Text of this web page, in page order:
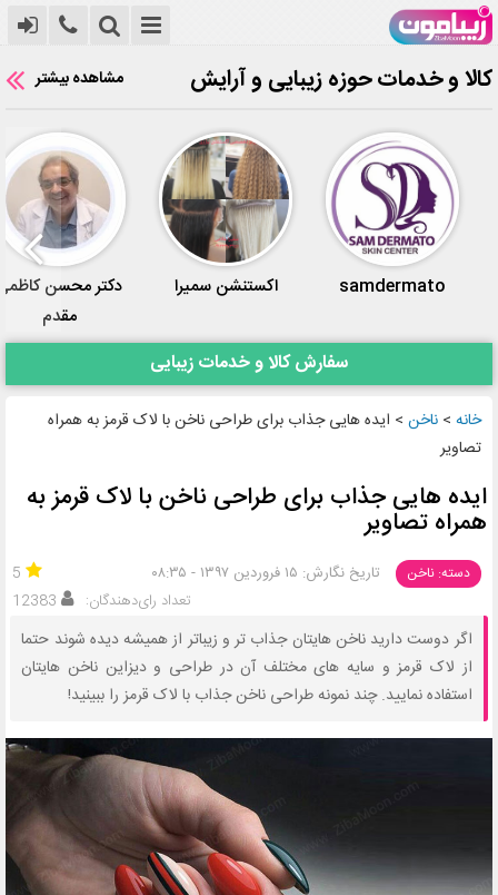
کالا و خدمات حوزه زیبایی و آرایش مشاهده بیشتر
samdermato اکستنشن سمیرا
دکتر محسن
مقدم
سفارش کالا و خدمات زیبایی
خانه > ناخن > ایده هایی جذاب برای طراحی ناخن با لاک قرمز به همراه
تصاویر
ایده هایی جذاب برای طراحی ناخن با لاک قرمز به
همراه تصاویر
دسته: ناخن تاریخ نگارش: ۱۵ فروردین ۱۳۹۷ - ۰۸:۳۵
5
تعداد رای‌دهندگان:
12383
اگر دوست دارید ناخن هایتان جذاب تر و زیباتر از همیشه دیده شوند حتما
از لاک قرمز و سایه های مختلف آن در طراحی و دیزاین ناخن هایتان
استفاده نمایید. چند نمونه طراحی ناخن جذاب با لاک قرمز را ببینید!